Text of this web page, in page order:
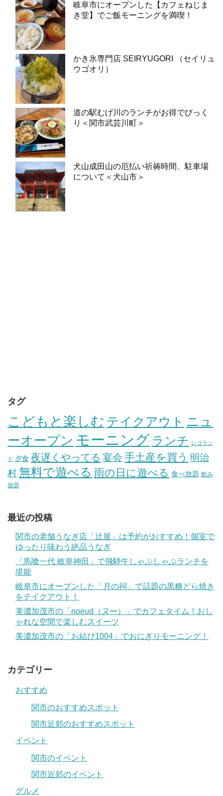
岐阜市にオープンした【カフェねじま
き堂】でご飯モーニングを満喫！
かき氷専門店 SEIRYUGORI （セイリュ
ウゴオリ）
道の駅むげ川のランチがお得でびっく
り＜関市武芸川町＞
犬山成田山の厄払い祈祷時間、駐車場
について＜犬山市＞
タグ
こどもと楽しむ テイクアウト ニュ
ーオープン モーニング ランチ レゴラン
ド 夕食 夜遅くやってる 宴会 手土産を買う 明治
村無料で遊べる 雨の日に遊べる 食べ放題 飲み
放題
最近の投稿
関市の老舗うなぎ店「辻屋」は予約がおすすめ！個室で
ゆったり味わう絶品うなぎ
「馬喰一代 岐阜神田」で飛騨牛しゃぶしゃぶランチを
堪能
岐阜市にオープンした「月の祠」で話題の黒糖どら焼き
をテイクアウト！
美濃加茂市の「noeud（ヌー）」でカフェタイム！おし
ゃれな空間で楽しむスイーツ
美濃加茂市の「お結び1004」でおにぎりモーニング！
カテゴリー
おすすめ
関市のおすすめスポット
関市近郊のおすすめスポット
イベント
関市のイベント
関市近郊のイベント
グルメ